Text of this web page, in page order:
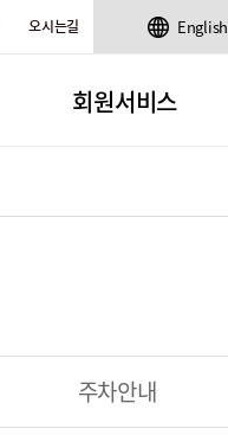
오시는길 English
회원서비스
주차안내